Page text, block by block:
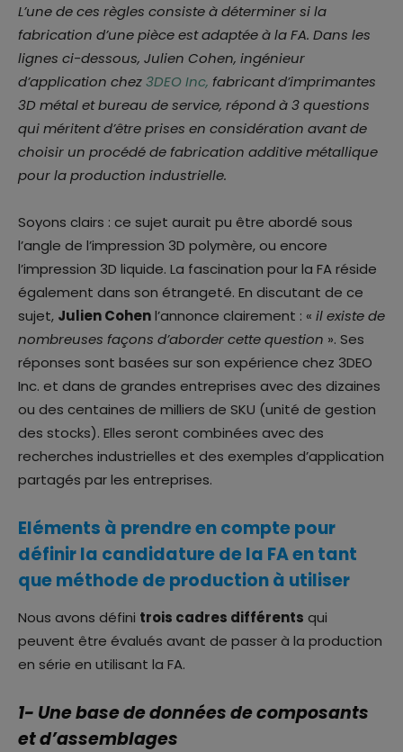
L’une de ces règles consiste à déterminer si la
fabrication d’une pièce est adaptée à la FA. Dans les
lignes ci-dessous, Julien Cohen, ingénieur
d’application chez3DEO Inc, fabricant d’imprimantes
3D métal et bureau de service, répond à 3 questions
qui méritent d’être prises en considération avant de
choisir un procédé de fabrication additive métallique
pour la production industrielle.
Soyons clairs : ce sujet aurait pu être abordé sous
l’angle de l’impression 3D polymère, ou encore
l’impression 3D liquide. La fascination pour la FA réside
également dans son étrangeté. En discutant de ce
sujet, Julien Cohenl’annonce clairement : « il existe de
nombreuses façons d’aborder cette question ». Ses
réponses sont basées sur son expérience chez 3DEO
Inc. et dans de grandes entreprises avec des dizaines
ou des centaines de milliers de SKU (unité de gestion
des stocks). Elles seront combinées avec des
recherches industrielles et des exemples d’application
partagés par les entreprises.
Eléments à prendre en compte pour
définir la candidature de la FA en tant
que méthode de production à utiliser
Nous avons défini trois cadres différents qui
peuvent être évalués avant de passer à la production
en série en utilisant la FA.
1- Une base de données de composants
et d’assemblages